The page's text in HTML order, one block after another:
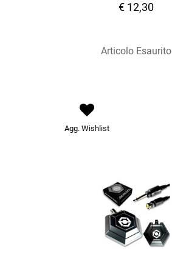
€ 12,30
Articolo Esaurito
Agg. Wishlist